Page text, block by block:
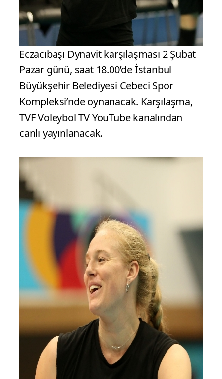
Eczacıbaşı Dynavit karşılaşması 2 Şubat
Pazar günü, saat 18.00’de İstanbul
Büyükşehir Belediyesi Cebeci Spor
Kompleksi’nde oynanacak. Karşılaşma,
TVF Voleybol TV YouTube kanalından
canlı yayınlanacak.